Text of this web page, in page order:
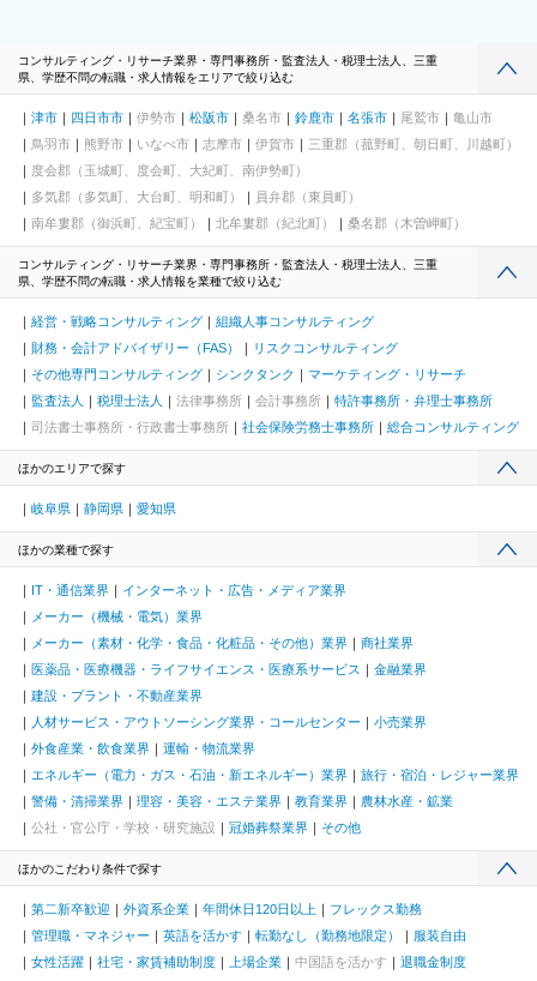
コンサルティング・リサーチ業界・専門事務所・監査法人・税理士法人、三重
県、学歴不問の転職・求人情報をエリアで絞り込む
津市 四日市市 伊勢市 松阪市 桑名市 鈴鹿市 名張市 尾鷲市
亀山市
鳥羽市
熊野市 いなべ市 志摩市 伊賀市
三重郡（菰野町、朝日町、川越町）
度会郡（玉城町、度会町、大紀町、南伊勢町）
多気郡（多気町、大台町、明和町）
員弁郡（東員町）
南牟婁郡（御浜町、紀宝町）
北牟婁郡（紀北町） 桑名郡（木曽岬町）
コンサルティング・リサーチ業界・専門事務所・監査法人・税理士法人、三重
県、学歴不問の転職・求人情報を業種で絞り込む
経営・戦略コンサルティング
組織人事コンサルティング
財務・会計アドバイザリー（FAS）
リスクコンサルティング
その他専門コンサルティング
シンクタンク
マーケティング・リサーチ
監査法人
税理士法人 法律事務所 会計事務所
特許事務所・弁理士事務所
司法書士事務所・行政書士事務所
社会保険労務士事務所 総合コンサルティング
ほかのエリアで探す
岐阜県 静岡県 愛知県
ほかの業種で探す
IT・通信業界
インターネット・広告・メディア業界
メーカー（機械・電気）業界
メーカー（素材・化学・食品・化粧品・その他）業界
商社業界
医薬品・医療機器・ライフサイエンス・医療系サービス
金融業界
建設・プラント・不動産業界
人材サービス・アウトソーシング業界・コールセンター
小売業界
外食産業・飲食業界
運輸・物流業界
エネルギー（電力・ガス・石油・新エネルギー）業界
旅行・宿泊・レジャー業界
警備・清掃業界
理容・美容・エステ業界 教育業界
農林水産・鉱業
公社・官公庁・学校・研究施設
冠婚葬祭業界 その他
ほかのこだわり条件で探す
第二新卒歓迎 外資系企業 年間休日120日以上
フレックス勤務
管理職・マネジャー
英語を活かす 転勤なし（勤務地限定）
服装自由
女性活躍
社宅・家賃補助制度 上場企業 中国語を活かす
退職金制度